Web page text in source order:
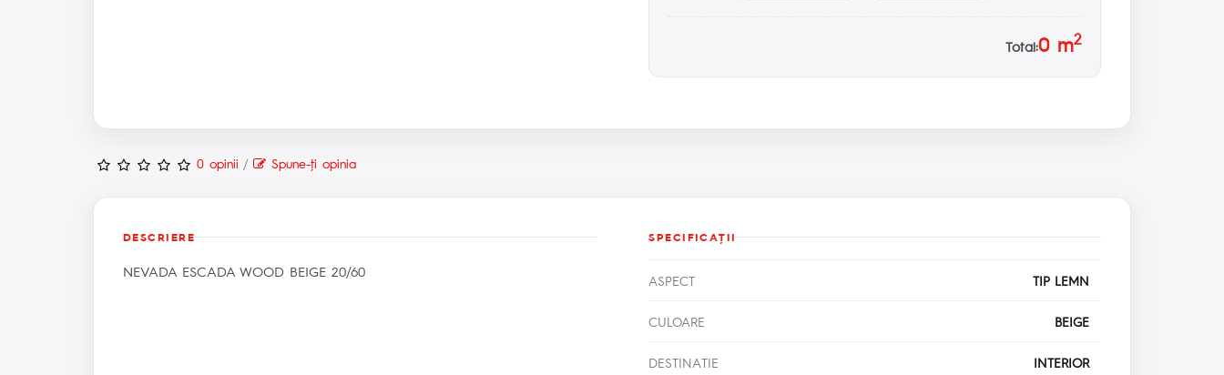
Total:0m2
0 opinii / Spune-ţi opinia
DESCRIERE
NEVADA ESCADA WOOD BEIGE 20/60
SPECIFICAŢII
ASPECT TIP LEMN
CULOARE BEIGE
DESTINATIE INTERIOR